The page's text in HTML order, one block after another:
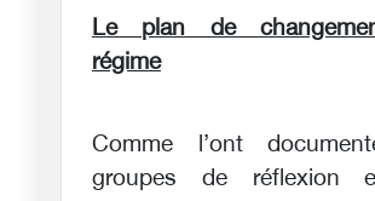
Le plan de
régime
Comme l’ont
groupes de réflexion